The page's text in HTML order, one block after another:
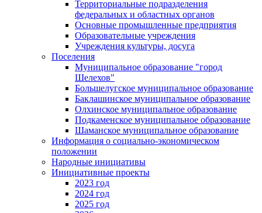
Территориальные подразделения
федеральных и областных органов
Основные промышленные предприятия
Образовательные учреждения
Учреждения культуры, досуга
Поселения
Муниципальное образование "город
Шелехов"
Большелугское муниципальное образование
Баклашинское муниципальное образование
Олхинское муниципальное образование
Подкаменское муниципальное образование
Шаманское муниципальное образование
Информация о социально-экономическом
положении
Народные инициативы
Инициативные проекты
2023 год
2024 год
2025 год